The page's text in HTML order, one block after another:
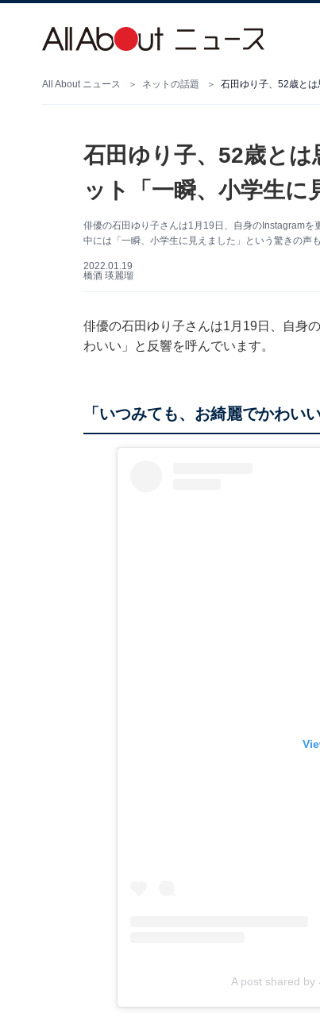
All About ニュース ネットの話題 石田ゆり子、52歳とは
石田ゆり子、52歳と
ット「一瞬、小学生に
俳優の石田ゆり子さんは1月19日、自身のInstagramを
中には「一瞬、小学生に見えました」という驚きの声も
2022.01.19
橋酒 瑛麗瑠
俳優の石田ゆり子さんは1月19日、自身
わいい」と反響を呼んでいます。
「いつみても、お綺麗でかわいい
A post shared by